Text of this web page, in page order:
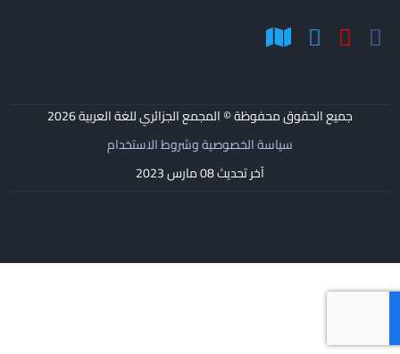
جميع الحقوق محفوظة © المجمع الجزائري للغة العربية2026
سياسة الخصوصية وشروط الاستخدام
آخر تحديث 08 مارس 2023